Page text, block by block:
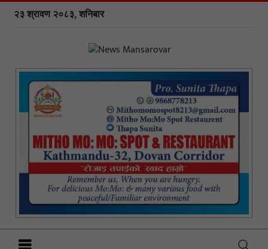
२३ श्रावण २०८३, शनिबार